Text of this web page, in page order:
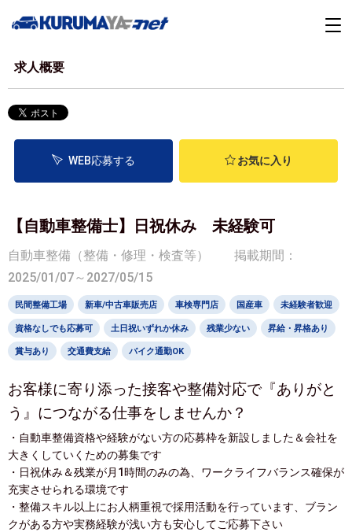
求人概要
WEB応募する お気に入り
【自動車整備士】日祝休み 未経験可
自動車整備（整備・修理・検査等）
掲載期間：
2025/01/07～2027/05/15
民間整備工場 新車/中古車販売店 車検専門店 国産車 未経験者歓迎
資格なしでも応募可 土日祝いずれか休み 残業少ない 昇給・昇格あり
賞与あり 交通費支給 バイク通勤OK
お客様に寄り添った接客や整備対応で『ありがと
う』につながる仕事をしませんか？
・自動車整備資格や経験がない方の応募枠を新設しました＆会社を
大きくしていくための募集です
・日祝休み＆残業が月1時間のみの為、ワークライフバランス確保が
充実させられる環境です
・整備スキル以上にお人柄重視で採用活動を行っています、ブラン
クがある方や実務経験が浅い方も安心してご応募下さい